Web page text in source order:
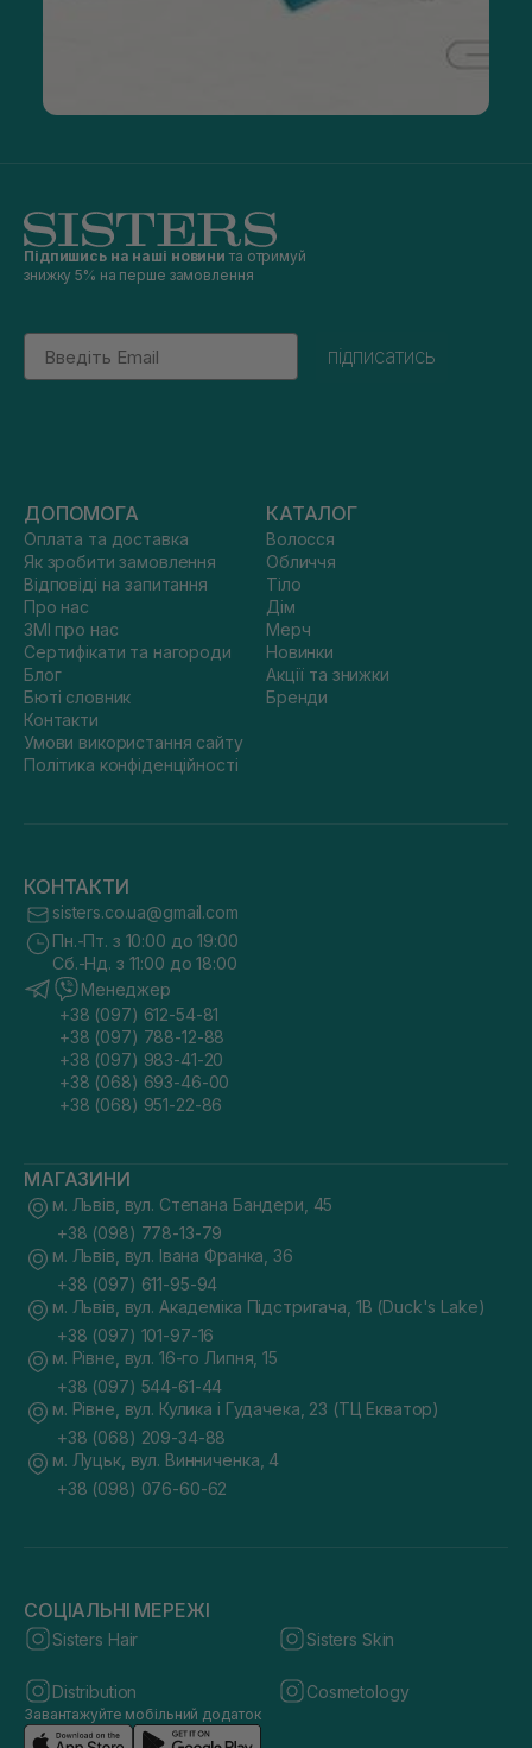
Підпишись на наші новини та отримуй
знижку 5% на перше замовлення
Email
підписатись
ДОПОМОГА
Оплата та доставка
Як зробити замовлення
Відповіді на запитання
Про нас
ЗМІ про нас
Сертифікати та нагороди
Блог
Бюті словник
Контакти
Умови використання сайту
Політика конфіденційності
КАТАЛОГ
Волосся
Обличчя
Тіло
Дім
Мерч
Новинки
Акції та знижки
Бренди
КОНТАКТИ
sisters.co.ua@gmail.com
Пн.-Пт. з 10:00 до 19:00
Сб.-Нд. з 11:00 до 18:00
Менеджер
+38 (097) 612-54-81
+38 (097) 788-12-88
+38 (097) 983-41-20
+38 (068) 693-46-00
+38 (068) 951-22-86
МАГАЗИНИ
м. Львів, вул. Степана Бандери, 45
+38 (098) 778-13-79
м. Львів, вул. Івана Франка, 36
+38 (097) 611-95-94
м. Львів, вул. Академіка Підстригача, 1В (Duck's Lake)
+38 (097) 101-97-16
м. Рівне, вул. 16-го Липня, 15
+38 (097) 544-61-44
м. Рівне, вул. Кулика і Гудачека, 23 (ТЦ Екватор)
+38 (068) 209-34-88
м. Луцьк, вул. Винниченка, 4
+38 (098) 076-60-62
СОЦІАЛЬНІ МЕРЕЖІ
Sisters Hair Sisters Skin
Distribution Cosmetology
Завантажуйте мобільний додаток